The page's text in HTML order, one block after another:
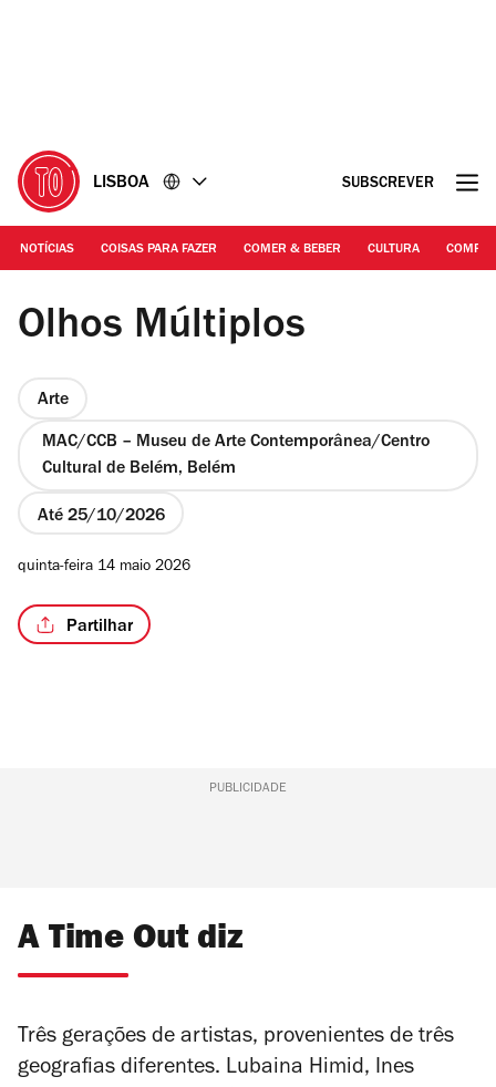
LISBOA SUBSCREVER
NOTÍCIAS COISAS PARA FAZER COMER & BEBER CULTURA
António Jorge Silva | Lubaina Himid
Olhos Múltiplos
Arte
MAC/CCB – Museu de Arte Contemporânea/Centro
Cultural de Belém, Belém
Até 25/10/2026
quinta-feira 14 maio 2026
Partilhar
PUBLICIDADE
A Time Out diz
Três gerações de artistas, provenientes de três
geografias diferentes. Lubaina Himid, Ines